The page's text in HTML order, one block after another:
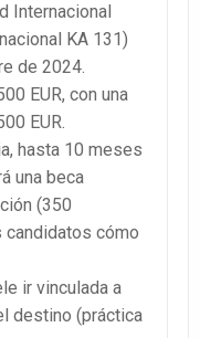
Internacional
KA 131)
de 2024.
EUR, con una
EUR.
hasta 10 meses
una beca
(350
candidatos cómo
ir vinculada a
destino (práctica